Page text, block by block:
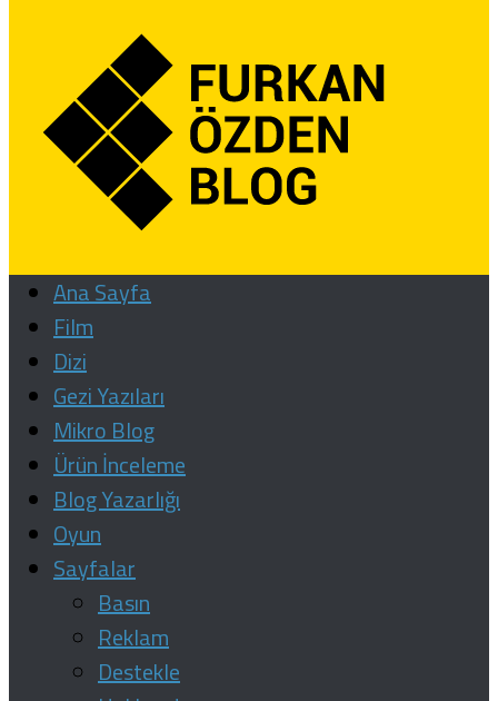
Ana Sayfa
Film
Dizi
Gezi Yazıları
Mikro Blog
Ürün İnceleme
Blog Yazarlığı
Oyun
Sayfalar
Basın
Reklam
Destekle